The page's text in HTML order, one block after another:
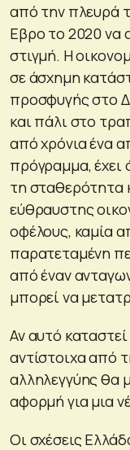
από την πλευρά
Εβρο το 2020 να
στιγμή. Η
σε άσχημη
προσφυγής στο
και πάλι στο
από χρόνια ένα
πρόγραμμα, έχει
τη σταθερότητα
εύθραυστης
οφέλους, καμία
παρατεταμένη
από έναν
μπορεί να
Αν αυτό
αντίστοιχα από
αλληλεγγύης θα
αφορμή για μια
Οι σχέσεις